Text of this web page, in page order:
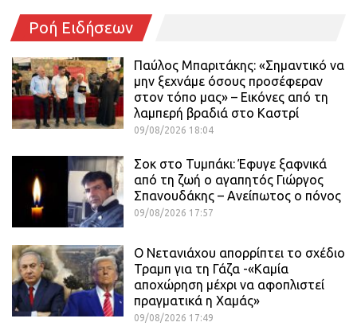
Ροή Ειδήσεων
Παύλος Μπαριτάκης: «Σημαντικό να
μην ξεχνάμε όσους προσέφεραν
στον τόπο μας» – Εικόνες από τη
λαμπερή βραδιά στο Καστρί
09/08/2026 18:04
Σοκ στο Τυμπάκι: Έφυγε ξαφνικά
από τη ζωή ο αγαπητός Γιώργος
Σπανουδάκης – Ανείπωτος ο πόνος
09/08/2026 17:57
Ο Νετανιάχου απορρίπτει το σχέδιο
Τραμπ για τη Γάζα -«Καμία
αποχώρηση μέχρι να αφοπλιστεί
πραγματικά η Χαμάς»
09/08/2026 17:49